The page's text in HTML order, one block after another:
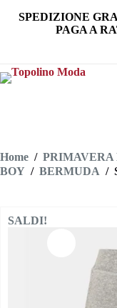
SPEDIZIONE
PAGA A
Home / PRIMAVERA
BOY / BERMUDA /
SALDI!